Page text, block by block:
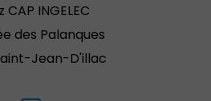
CAP INGELEC
des Palanques
Jean-D'illac